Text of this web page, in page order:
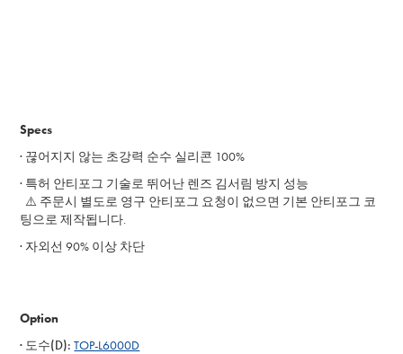
Specs
· 끊어지지 않는 초강력 순수 실리콘 100%
· 특허 안티포그 기술로 뛰어난 렌즈 김서림 방지 성능
⚠️ 주문시 별도로 영구 안티포그 요청이 없으면 기본 안티포그 코
팅으로 제작됩니다.
· 자외선 90% 이상 차단
Option
· 도수(D): TOP-L6000D